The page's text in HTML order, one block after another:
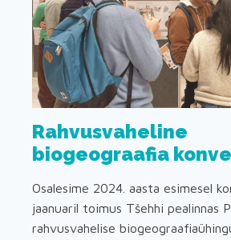
Rahvusvaheline
biogeograafia
Osalesime 2024. aasta esimesel
jaanuaril toimus Tšehhi pealinnas
rahvusvahelise